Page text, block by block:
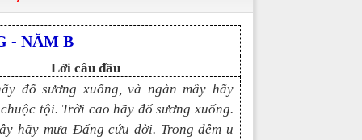
- NĂM B
Lời câu đầu
đổ sương xuống, và ngàn mây hãy
tội. Trời cao hãy đổ sương xuống.
hãy mưa Đấng cứu đời. Trong đêm u